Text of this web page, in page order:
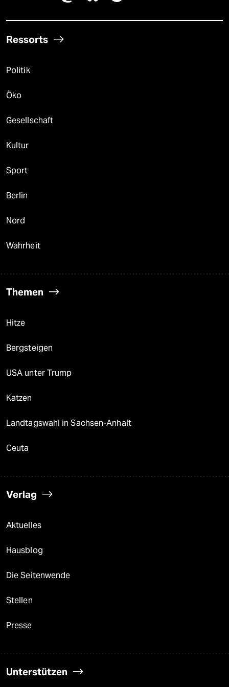
Ressorts
Politik
Öko
Gesellschaft
Kultur
Sport
Berlin
Nord
Wahrheit
Themen
Hitze
Bergsteigen
USA unter Trump
Katzen
Landtagswahl in Sachsen-Anhalt
Ceuta
Verlag
Aktuelles
Hausblog
Die Seitenwende
Stellen
Presse
Unterstützen